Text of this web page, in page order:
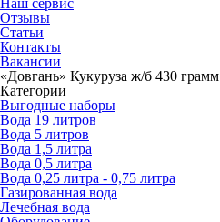
Наш сервис
Отзывы
Статьи
Контакты
Вакансии
«Довгань» Кукуруза ж/б 430 грамм
Категории
Выгодные наборы
Вода 19 литров
Вода 5 литров
Вода 1,5 литра
Вода 0,5 литра
Вода 0,25 литра - 0,75 литра
Газированная вода
Лечебная вода